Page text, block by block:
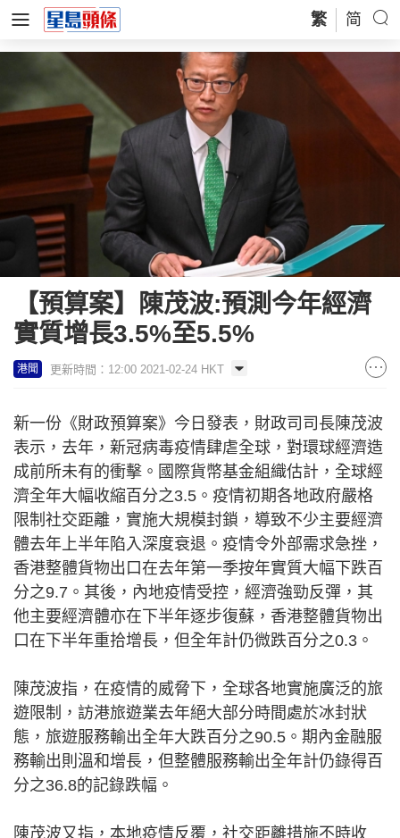
繁 简
【預算案】陳茂波:預測今年經濟
實質增長3.5%至5.5%
港聞 更新時間：12:00 2021-02-24 HKT
新一份《財政預算案》今日發表，財政司司長陳茂波
表示，去年，新冠病毒疫情肆虐全球，對環球經濟造
成前所未有的衝擊。國際貨幣基金組織估計，全球經
濟全年大幅收縮百分之3.5。疫情初期各地政府嚴格
限制社交距離，實施大規模封鎖，導致不少主要經濟
體去年上半年陷入深度衰退。疫情令外部需求急挫，
香港整體貨物出口在去年第一季按年實質大幅下跌百
分之9.7。其後，內地疫情受控，經濟強勁反彈，其
他主要經濟體亦在下半年逐步復蘇，香港整體貨物出
口在下半年重拾增長，但全年計仍微跌百分之0.3。
陳茂波指，在疫情的威脅下，全球各地實施廣泛的旅
遊限制，訪港旅遊業去年絕大部分時間處於冰封狀
態，旅遊服務輸出全年大跌百分之90.5。期內金融服
務輸出則溫和增長，但整體服務輸出全年計仍錄得百
分之36.8的記錄跌幅。
陳茂波又指，本地疫情反覆，社交距離措施不時收